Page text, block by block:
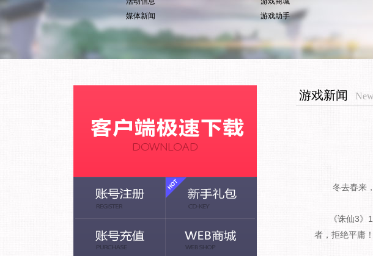
媒体新闻
游戏助手
游戏新闻
冬去春来，
《诛仙3》1
者，拒绝平庸